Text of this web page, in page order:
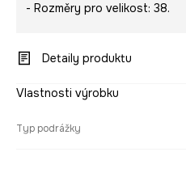
- Rozměry pro velikost: 38.
Detaily produktu
Vlastnosti výrobku
Typ podrážky